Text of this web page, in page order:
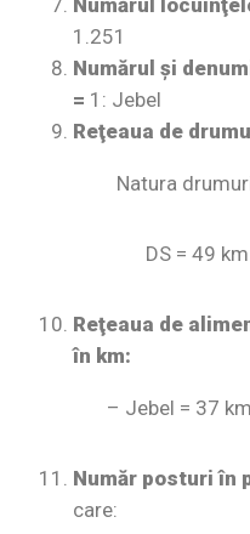
Numărul
1.251
Numărul şi
= 1: Jebel
Reţeaua de
Natura
DS = 49 km
Reţeaua de
în km:
– Jebel = 37 km
Număr posturi în
care: